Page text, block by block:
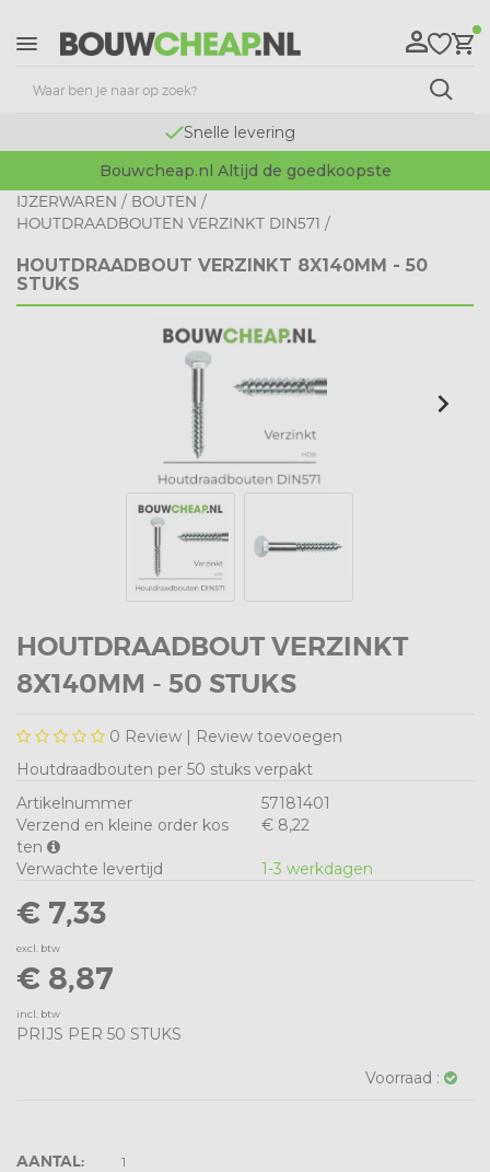
Snelle levering
Bouwcheap.nl Altijd de goedkoopste
IJZERWAREN / BOUTEN /
HOUTDRAADBOUTEN VERZINKT DIN571 /
HOUTDRAADBOUT VERZINKT 8X140MM - 50
STUKS
HOUTDRAADBOUT VERZINKT
8X140MM - 50 STUKS
0 Review | Review toevoegen
Houtdraadbouten per 50 stuks verpakt
Artikelnummer
57181401
Verzend en kleine order kos
ten
€ 8,22
Verwachte levertijd 1-3 werkdagen
€ 7,33
excl. btw
€ 8,87
incl. btw
PRIJS PER 50 STUKS
Voorraad :
AANTAL: